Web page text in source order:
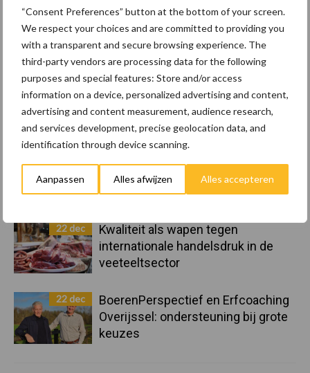
“Consent Preferences” button at the bottom of your screen.
We respect your choices and are committed to providing you
with a transparent and secure browsing experience. The
third-party vendors are processing data for the following
purposes and special features: Store and/or access
information on a device, personalized advertising and content,
advertising and content measurement, audience research,
and services development, precise geolocation data, and
identification through device scanning.
Aanpassen Alles afwijzen Alles accepteren
Sidebar
8 jan
Belastingdienst publiceert
Landelijke Landbouwnormen 2025
23 dec
10 praktisch tips om je voor te
bereiden op mogelijke uitval van het
stroomnet
23 dec
EU-pluimveesector groeit door,
maar tempo vlakt af
22 dec
Kwaliteit als wapen tegen
internationale handelsdruk in de
veeteeltsector
22 dec
BoerenPerspectief en Erfcoaching
Overijssel: ondersteuning bij grote
keuzes